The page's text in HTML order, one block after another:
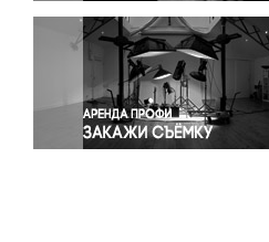
Светская жизнь
Спорт
Экология
Экономика и бизнес